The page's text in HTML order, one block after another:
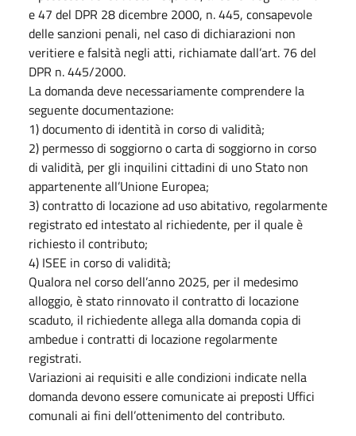
e 47 del DPR 28 dicembre 2000, n. 445, consapevole
delle sanzioni penali, nel caso di dichiarazioni non
veritiere e falsità negli atti, richiamate dall’art. 76 del
DPR n. 445/2000.
La domanda deve necessariamente comprendere la
seguente documentazione:
1) documento di identità in corso di validità;
2) permesso di soggiorno o carta di soggiorno in corso
di validità, per gli inquilini cittadini di uno Stato non
appartenente all’Unione Europea;
3) contratto di locazione ad uso abitativo, regolarmente
registrato ed intestato al richiedente, per il quale è
richiesto il contributo;
4) ISEE in corso di validità;
Qualora nel corso dell’anno 2025, per il medesimo
alloggio, è stato rinnovato il contratto di locazione
scaduto, il richiedente allega alla domanda copia di
ambedue i contratti di locazione regolarmente
registrati.
Variazioni ai requisiti e alle condizioni indicate nella
domanda devono essere comunicate ai preposti Uffici
comunali ai fini dell’ottenimento del contributo.